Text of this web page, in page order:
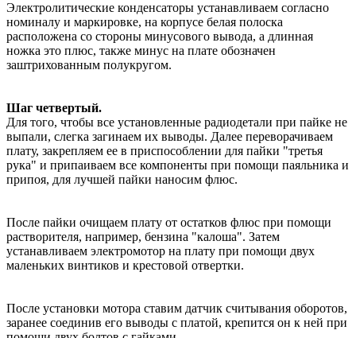
Электролитические конденсаторы устанавливаем согласно
номиналу и маркировке, на корпусе белая полоска
расположена со стороны минусового вывода, а длинная
ножка это плюс, также минус на плате обозначен
заштрихованным полукругом.
Шаг четвертый.
Для того, чтобы все установленные радиодетали при пайке не
выпали, слегка загинаем их выводы. Далее переворачиваем
плату, закрепляем ее в приспособлении для пайки "третья
рука" и припаиваем все компоненты при помощи паяльника и
припоя, для лучшей пайки наносим флюс.
После пайки очищаем плату от остатков флюс при помощи
растворителя, например, бензина "калоша". Затем
устанавливаем электромотор на плату при помощи двух
маленьких винтиков и крестовой отвертки.
После установки мотора ставим датчик считывания оборотов,
заранее соединив его выводы с платой, крепится он к ней при